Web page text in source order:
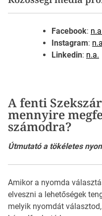
Facebook:
Instagram:
Linkedin: n.a.
A fenti
mennyire
számodra?
Útmutató a tökéletes
Amikor a nyomda
elveszni a lehetőségek
melyik nyomdát